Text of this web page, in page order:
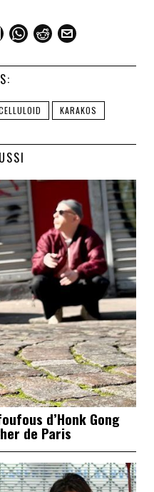
KARAKOS
d’Honk Gong
de Paris